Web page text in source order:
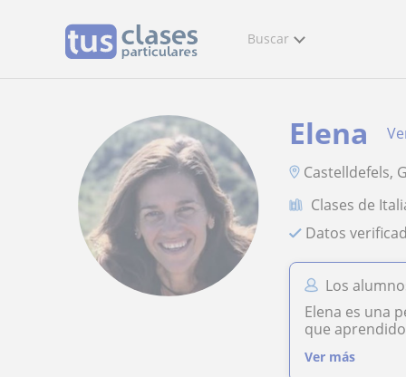
Buscar
Elena
Castelldefels,
Clases de
Datos
Los
Elena es una
que
Ver más